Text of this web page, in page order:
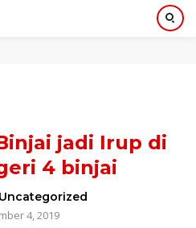
jadi Irup di
4 binjai
Uncategorized
4, 2019